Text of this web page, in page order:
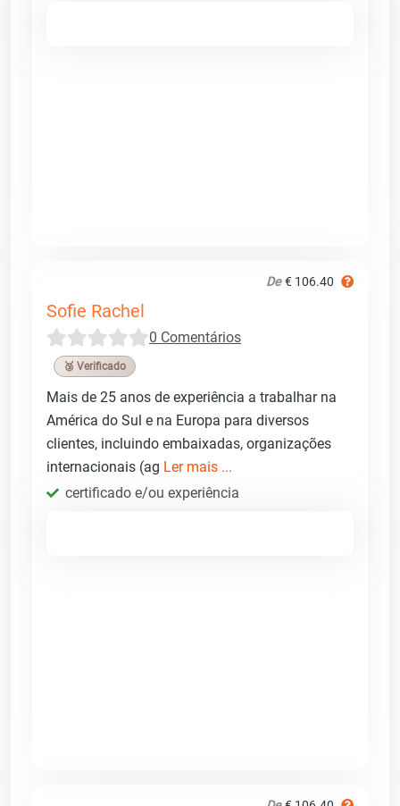
De € 106.40
Sofie Rachel
0 Comentários
🥉 Verificado
Mais de 25 anos de experiência a trabalhar na
América do Sul e na Europa para diversos
clientes, incluindo embaixadas, organizações
internacionais (ag Ler mais ...
certificado e/ou experiência